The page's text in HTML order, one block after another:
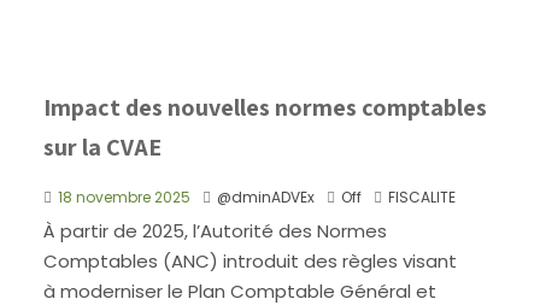
Impact des nouvelles normes comptables
sur la CVAE
18 novembre 2025 @dminADVEx Off FISCALITE
À partir de 2025, l’Autorité des Normes
Comptables (ANC) introduit des règles visant
à moderniser le Plan Comptable Général et